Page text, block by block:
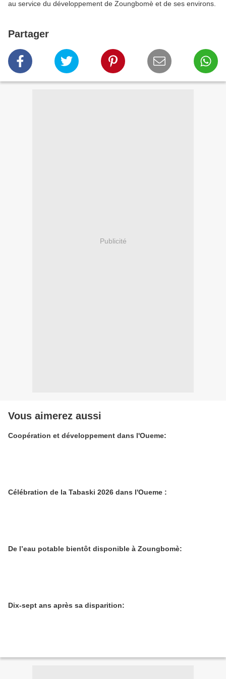
au service du développement de Zoungbomè et de ses environs.
Partager
Publicité
Vous aimerez aussi
Coopération et développement dans l'Oueme:
Célébration de la Tabaski 2026 dans l'Oueme :
De l’eau potable bientôt disponible à Zoungbomè:
Dix-sept ans après sa disparition: